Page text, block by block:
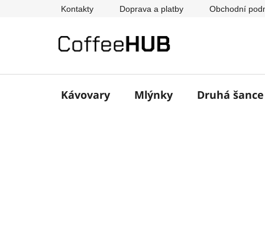
Kontakty Doprava a platby Obchodní
Kávovary Mlýnky Druhá